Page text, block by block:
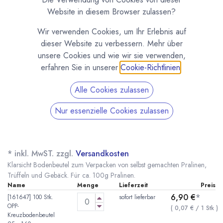
Klarsicht Bodenbeutel für Pralinen und Gebäck
* inkl. MwST. zzgl. Versandkosten
Klarsicht Bodenbeutel zum Verpacken von selbst gemachten Pralinen,
Trüffeln und Gebäck. Für ca. 100g Pralinen.
Name Menge Lieferzeit
Preis
[161647] 100 Stk.
OPP-
Kreuzbodenbeutel
sofort lieferbar 6,90 €*
(0,07 € /1 Stk )
Website in diesem Browser zulassen?
Wir verwenden Cookies, um Ihr Erlebnis auf
dieser Website zu verbessern. Mehr über
unsere Cookies und wie wir sie verwenden,
erfahren Sie in unserer Cookie-Richtlinien
Alle Cookies zulassen
Nur essenzielle Cookies zulassen